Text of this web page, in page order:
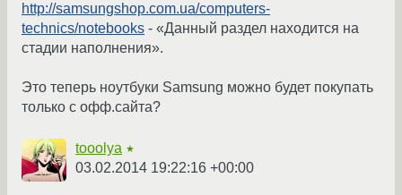
http://samsungshop.com.ua/computers-
technics/notebooks - «Данный раздел находится на
стадии наполнения».
Это теперь ноутбуки Samsung можно будет покупать
только с офф.сайта?
tooolya ★
03.02.2014 19:22:16 +00:00